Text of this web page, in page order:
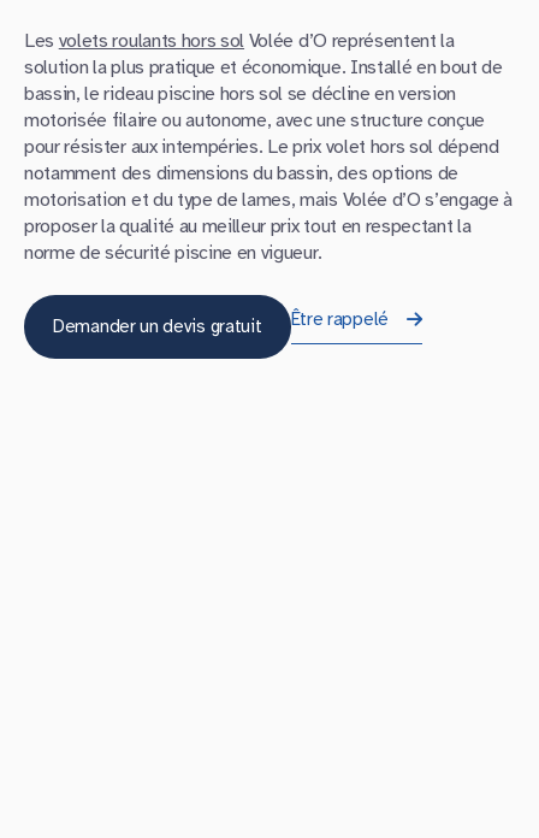
Les volets roulants hors sol Volée d’O représentent la
solution la plus pratique et économique. Installé en bout de
bassin, le rideau piscine hors sol se décline en version
motorisée filaire ou autonome, avec une structure conçue
pour résister aux intempéries. Le prix volet hors sol dépend
notamment des dimensions du bassin, des options de
motorisation et du type de lames, mais Volée d’O s’engage à
proposer la qualité au meilleur prix tout en respectant la
norme de sécurité piscine en vigueur.
Demander un devis gratuit Être rappelé